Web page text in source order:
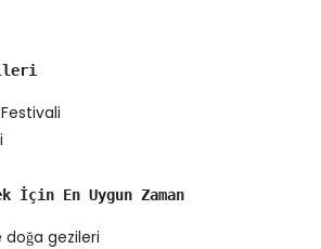
İçin En Uygun Zaman
doğa gezileri